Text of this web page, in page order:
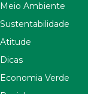
Meio Ambiente
Sustentabilidade
Atitude
Dicas
Economia Verde